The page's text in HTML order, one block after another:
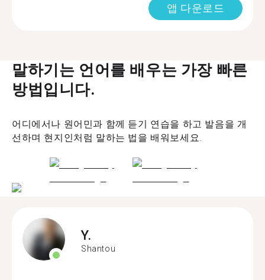
앱 다운로드
말하기는 언어를 배우는 가장 빠른
방법입니다.
어디에서나 원어민과 함께 듣기 연습을 하고 발음을 개
선하며 현지인처럼 말하는 법을 배워보세요.
Y.
Shantou